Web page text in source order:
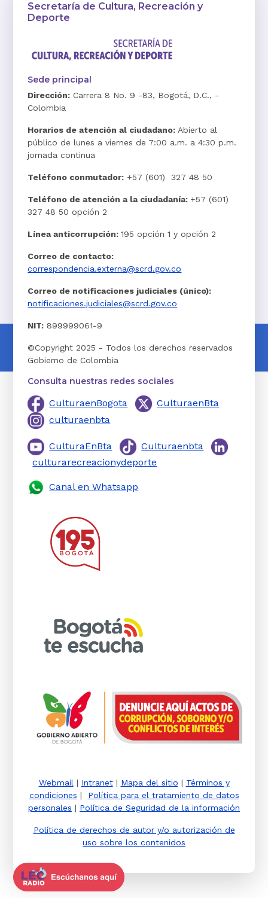
Secretaría de Cultura, Recreación y
Deporte
Sede principal
Dirección: Carrera 8 No. 9 -83, Bogotá, D.C., -
Colombia
Horarios de atención al ciudadano:Abierto al
público de lunes a viernes de 7:00 a.m. a 4:30 p.m.
jornada continua
Teléfono conmutador: +57 (601) 327 48 50
Teléfono de atención a la ciudadanía: +57 (601)
327 48 50 opción 2
Línea anticorrupción:195 opción 1 y opción 2
Correo de contacto:
correspondencia.externa@scrd.gov.co
Correo de notificaciones judiciales (único):
notificaciones.judiciales@scrd.gov.co
NIT: 899999061-9
©Copyright 2025 - Todos los derechos reservados
Gobierno de Colombia
Consulta nuestras redes sociales
CulturaenBogota
CulturaenBta
culturaenbta
CulturaEnBta
Culturaenbta
culturarecreacionydeporte
Canal en Whatsapp
Webmail | Intranet| Mapa del sitio | Términos y
condiciones | Política para el tratamiento de datos
personales | Política de Seguridad de la información
Política de derechos de autor y/o autorización de
uso sobre los contenidos